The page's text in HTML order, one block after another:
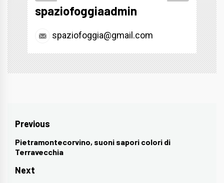
spaziofoggiaadmin
spaziofoggia@gmail.com
Navigazione
articoli
Previous
Previous
post:
Pietramontecorvino, suoni sapori colori di
Terravecchia
Next